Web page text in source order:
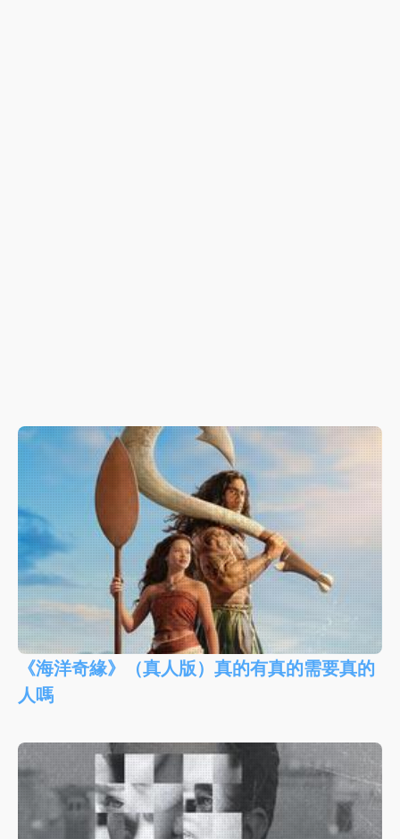
《海洋奇緣》（真人版）真的有真的需要真的
人嗎